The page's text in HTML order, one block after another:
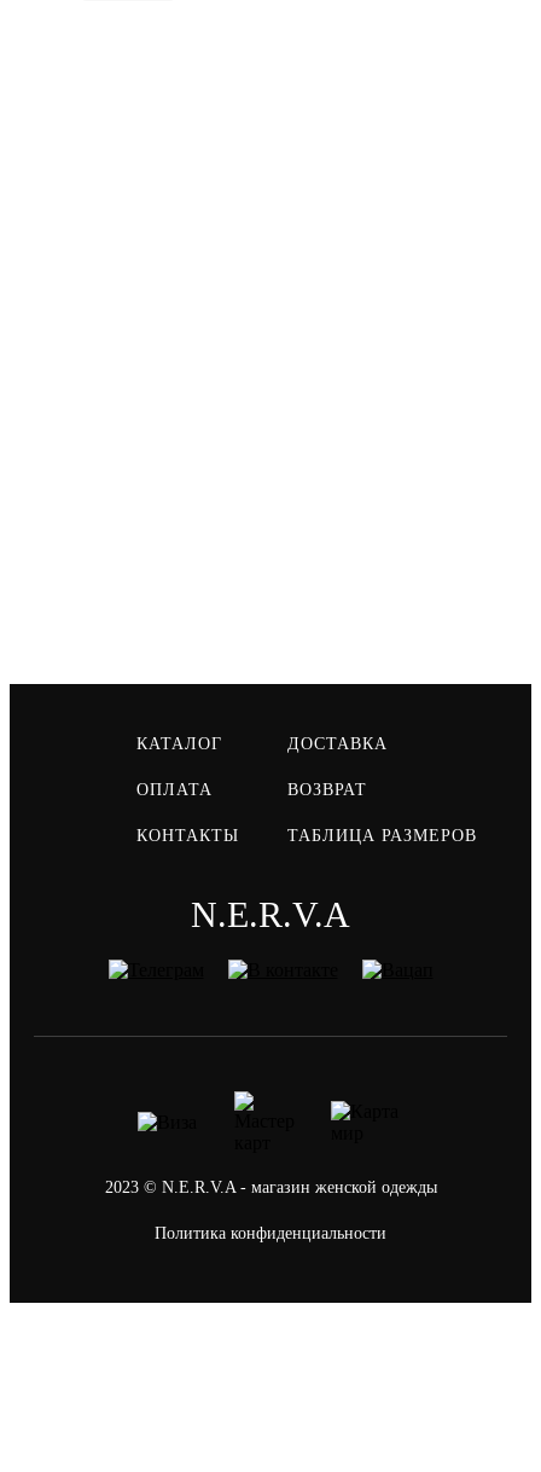
N.E.R.V.A
КАТАЛОГ ДОСТАВКА
ОПЛАТА ВОЗВРАТ
КОНТАКТЫ ТАБЛИЦА РАЗМЕРОВ
2023 © N.E.R.V.A - магазин женской одежды
Политика конфиденциальности